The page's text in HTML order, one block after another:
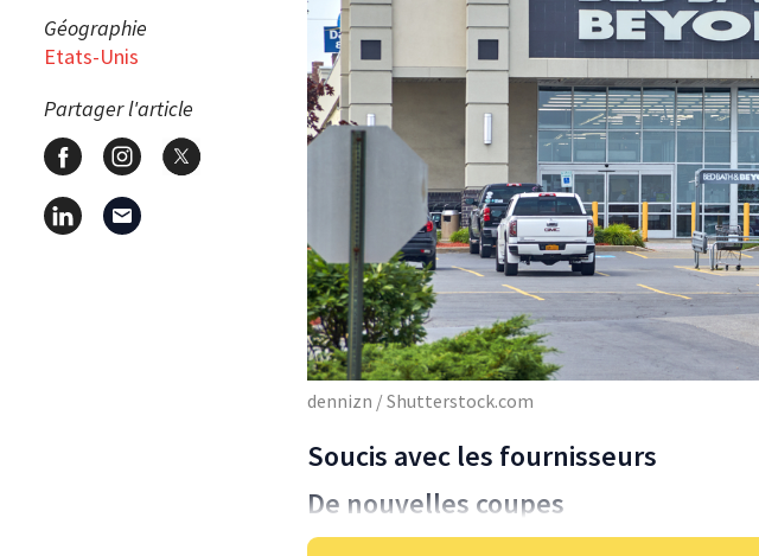
Géographie
Etats-Unis
Partager l'article
dennizn / Shutterstock.com
Soucis avec les fournisseurs
De nouvelles coupes